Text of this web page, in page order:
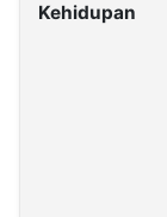
Kehidupan